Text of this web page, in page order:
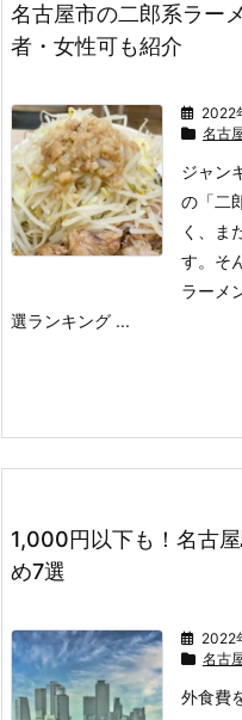
名古屋市の二郎系ラー
者・女性可も紹介
2022
名古
ジャン
の「二
く、ま
す。 そ
ラーメ
選ランキング ...
1,000円以下も！名古
め7選
2022
名古
外食費